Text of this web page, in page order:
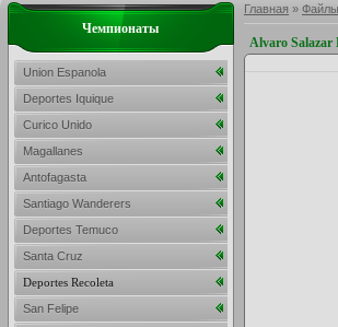
Главная » Файлы
Alvaro Salazar
Чемпионаты
Union Espanola
Deportes Iquique
Curico Unido
Magallanes
Antofagasta
Santiago Wanderers
Deportes Temuco
Santa Cruz
Deportes Recoleta
San Felipe